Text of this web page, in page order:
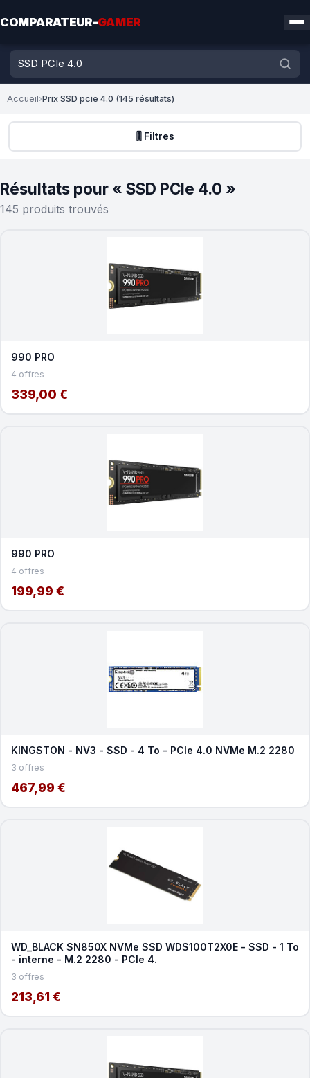
COMPARATEUR-GAMER
Accueil›Prix SSD pcie 4.0 (145 résultats)
🎚️ Filtres
Résultats pour « SSD PCIe 4.0 »
145 produits trouvés
990 PRO
4 offres
339,00 €
990 PRO
4 offres
199,99 €
KINGSTON - NV3 - SSD - 4 To - PCIe 4.0 NVMe M.2 2280
3 offres
467,99 €
WD_BLACK SN850X NVMe SSD WDS100T2X0E - SSD - 1 To
- interne - M.2 2280 - PCIe 4.
3 offres
213,61 €